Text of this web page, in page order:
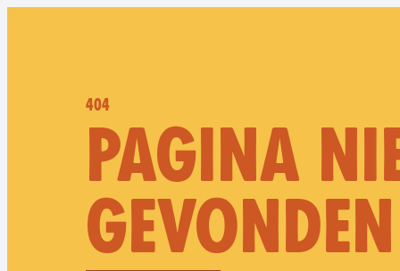
404
PAGINA
GEVONDEN